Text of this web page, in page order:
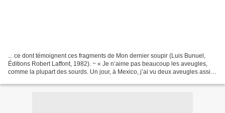
... ce dont témoignent ces fragments de Mon dernier soupir (Luis Bunuel,
Éditions Robert Laffont, 1982). ~ « Je n’aime pas beaucoup les aveugles,
comme la plupart des sourds. Un jour, à Mexico, j’ai vu deux aveugles assis